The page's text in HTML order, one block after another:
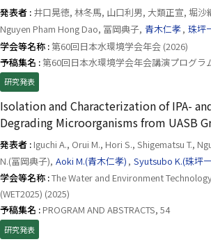
発表者 : 井口晃徳, 林冬馬, 山口利男, 大類正宣, 堀
Nguyen Pham Hong Dao, 冨岡典子, 青木仁孝, 珠坪
学会等名称 :第60回日本水環境学会年会 (2026)
予稿集名 :第60回日本水環境学会年会講演プログラ
研究発表
Isolation and Characterization of IPA-
Degrading Microorganisms from UASB
発表者 : Iguchi A., Orui M., Hori S., Shigematsu T.,
N.(冨岡典子), Aoki M.(青木仁孝) , Syutsubo K.(珠坪
学会等名称 :The Water and Environment
(WET2025) (2025)
予稿集名 : PROGRAM AND ABSTRACTS, 54
研究発表